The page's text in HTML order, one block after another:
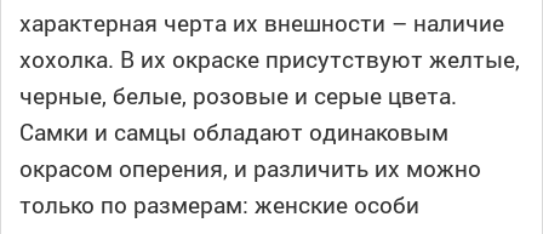
характерная черта их внешности – наличие
хохолка. В их окраске присутствуют желтые,
черные, белые, розовые и серые цвета.
Самки и самцы обладают одинаковым
окрасом оперения, и различить их можно
только по размерам: женские особи